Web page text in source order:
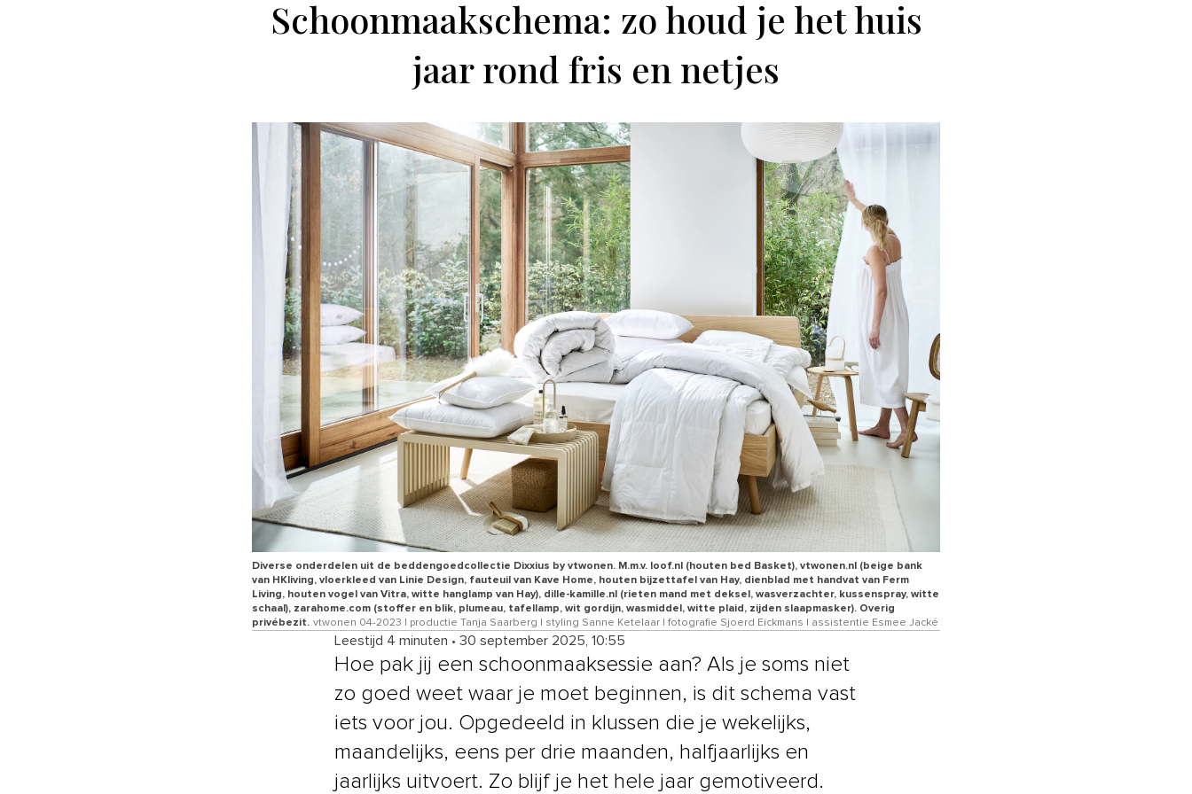
Schoonmaakschema: zo houd je het huis
jaar rond fris en netjes
Diverse onderdelen uit de beddengoedcollectie Dixxius by vtwonen. M.m.v. loof.nl (houten bed Basket), vtwonen.nl (beige bank
van HKliving, vloerkleed van Linie Design, fauteuil van Kave Home, houten bijzettafel van Hay, dienblad met handvat van Ferm
Living, houten vogel van Vitra, witte hanglamp van Hay), dille-kamille.nl (rieten mand met deksel, wasverzachter, kussenspray, witte
schaal), zarahome.com (stoffer en blik, plumeau, tafellamp, wit gordijn, wasmiddel, witte plaid, zijden slaapmasker). Overig
privébezit. vtwonen 04-2023 | productie Tanja Saarberg | styling Sanne Ketelaar | fotografie Sjoerd Eickmans | assistentie Esmee Jacké
Leestijd 4 minuten • 30 september 2025, 10:55
Hoe pak jij een schoonmaaksessie aan? Als je soms niet
zo goed weet waar je moet beginnen, is dit schema vast
iets voor jou. Opgedeeld in klussen die je wekelijks,
maandelijks, eens per drie maanden, halfjaarlijks en
jaarlijks uitvoert. Zo blijf je het hele jaar gemotiveerd.